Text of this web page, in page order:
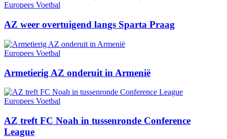
Europees Voetbal
AZ weer overtuigend langs Sparta Praag
Europees Voetbal
Armetierig AZ onderuit in Armenië
Europees Voetbal
AZ treft FC Noah in tussenronde Conference
League